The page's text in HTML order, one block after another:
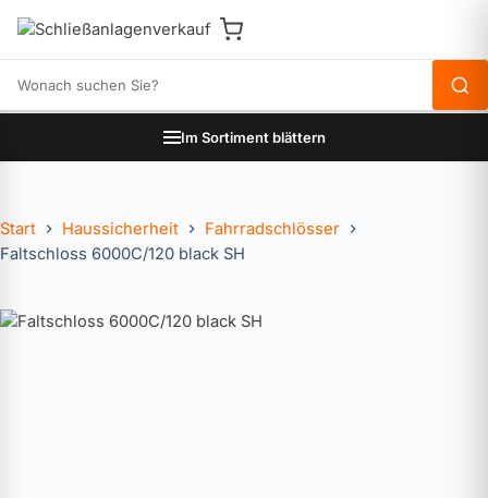
Im Sortiment blättern
Start Haussicherheit
Fahrradschlösser
Faltschloss 6000C/120 black SH